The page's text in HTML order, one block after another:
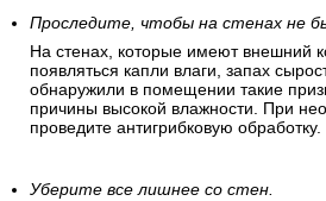
Проследите, чтобы на стенах не
На стенах, которые имеют внешний
появляться капли влаги, запах
обнаружили в помещении такие
причины высокой влажности. При
проведите антигрибковую обработку.
Уберите все лишнее со стен.